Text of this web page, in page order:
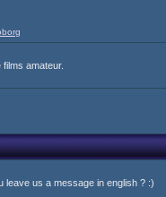
amateur.
leave us a message in english ? :)